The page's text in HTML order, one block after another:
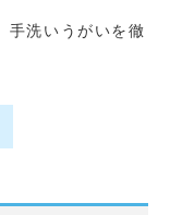
手洗いうがいを徹